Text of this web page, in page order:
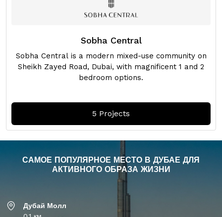
Sobha Central
Sobha Central is a modern mixed-use community on
Sheikh Zayed Road, Dubai, with magnificent 1 and 2
bedroom options.
5 Projects
САМОЕ ПОПУЛЯРНОЕ МЕСТО В ДУБАЕ ДЛЯ
АКТИВНОГО ОБРАЗА ЖИЗНИ
Дубай Молл